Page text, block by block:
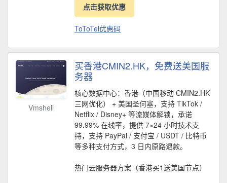
点击获取优惠
ToToTel优惠码
Vmshell
买香港CMIN2.HK，免费送美国服
务器
核心数据中心：香港（中国移动 CMIN2.HK
三网优化） + 美国圣何塞，支持 TikTok /
Netflix / Disney+ 等流媒体解锁，承诺
99.99% 在线率，提供 7×24 小时技术支
持，支持 PayPal / 支付宝 / USDT / 比特币
等多种支付方式，3 日内原路退款。
热门云服务器方案（香港买1送美国节点）